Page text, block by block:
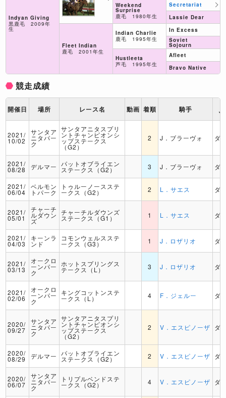
Indyan Giving
黒鹿毛 2009年
生
Fleet Indian
鹿毛 2001年生
Weekend
Surprise
鹿毛 1980年生
Indian Charlie
鹿毛 1995年生
Hustleeta
芦毛 1995年生
Secretariat
Lassie Dear
In Excess
Soviet
Sojourn
Afleet
Bravo Native
競走成績
開催日 場所 レース名 動画 着順 騎手
2021/
10/02
サンタア
ニタパー
ク
サンタアニタスプリ
ントチャンピオンシ
ップステークス
（G2）
2 J．ブラーヴォ ダ
2021/
08/28 デルマー パットオブライエン
ステークス（G2） 3 J．ブラーヴォ ダ
2021/
06/04
ベルモン
トパーク
トゥルーノースステ
ークス（G2） 2 L．サエス ダ
2021/
05/01
チャーチ
ルダウン
ズ
チャーチルダウンズ
ステークス（G1） 1 L．サエス ダ
2021/
04/03
キーンラ
ンド
コモンウェルスステ
ークス（G3） 1 J．ロザリオ ダ
2021/
03/13
オークロ
ーンパー
ク
ホットスプリングス
テークス（L） 3 J．ロザリオ ダ
2021/
02/06
オークロ
ーンパー
ク
キングコットンステ
ークス（L） 4 F．ジェルー ダ
2020/
09/27
サンタア
ニタパー
ク
サンタアニタスプリ
ントチャンピオンシ
ップステークス
（G2）
2 V．エスピノーザ ダ
2020/
08/29 デルマー パットオブライエン
ステークス（G2） 2 V．エスピノーザ ダ
2020/
06/07
サンタア
ニタパー
ク
トリプルベンドステ
ークス（G2） 4 V．エスピノーザ ダ